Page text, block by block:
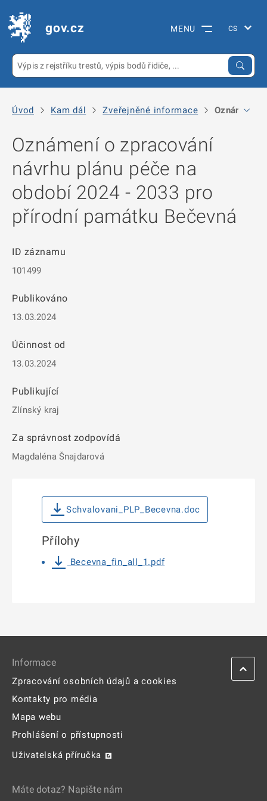
gov.cz MENU
Úvod Kam dál Zveřejněné informace Oznámení o
Oznámení o zpracování
návrhu plánu péče na
období 2024 - 2033 pro
přírodní památku Bečevná
ID záznamu
101499
Publikováno
13.03.2024
Účinnost od
13.03.2024
Publikující
Zlínský kraj
Za správnost zodpovídá
Magdaléna Šnajdarová
Schvalovani_PLP_Becevna.doc
Přílohy
Becevna_fin_all_1.pdf
Informace
Zpracování osobních údajů a cookies
Kontakty pro média
Mapa webu
Prohlášení o přístupnosti
Uživatelská příručka
Máte dotaz? Napište nám